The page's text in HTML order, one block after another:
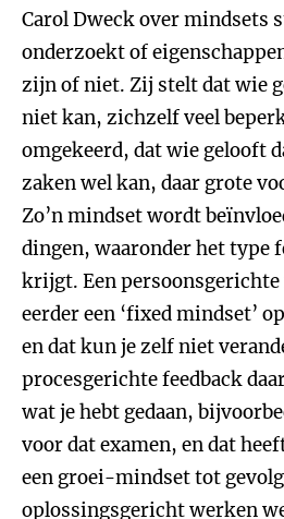
Carol Dweck over mindsets
onderzoekt of
zijn of niet. Zij stelt dat wie
niet kan, zichzelf veel
omgekeerd, dat wie gelooft
zaken wel kan, daar grote
Zo’n mindset wordt
dingen, waaronder het type
krijgt. Een
eerder een ‘fixed mindset’
en dat kun je zelf niet
procesgerichte feedback
wat je hebt gedaan,
voor dat examen, en dat
een groei-mindset tot
oplossingsgericht werken